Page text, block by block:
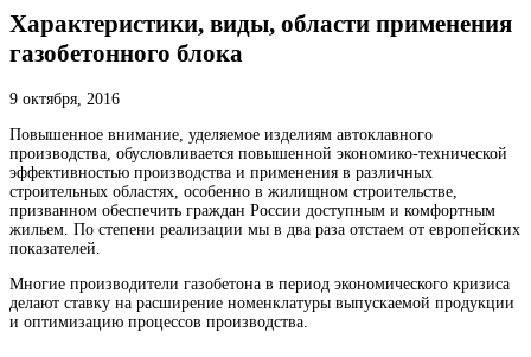
Характеристики, виды, области применения
газобетонного блока
9 октября, 2016
Повышенное внимание, уделяемое изделиям автоклавного
производства, обусловливается повышенной экономико-технической
эффективностью производства и применения в различных
строительных областях, особенно в жилищном строительстве,
призванном обеспечить граждан России доступным и комфортным
жильем. По степени реализации мы в два раза отстаем от европейских
показателей.
Многие производители газобетона в период экономического кризиса
делают ставку на расширение номенклатуры выпускаемой продукции
и оптимизацию процессов производства.